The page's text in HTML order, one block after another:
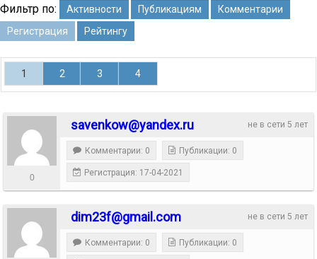
Фильтр по: Активности Публикациям
Комментарии
Регистрация
Рейтингу
1 2 3 4
не в сети 5 лет
savenkow@yandex.ru
0
Комментарии: 0 Публикации: 0
Регистрация: 17-04-2021
не в сети 5 лет
dim23f@gmail.com
Комментарии: 0 Публикации: 0